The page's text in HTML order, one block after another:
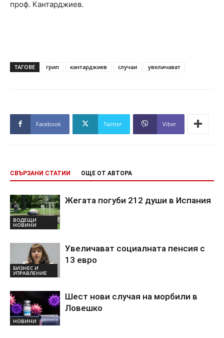
проф. Кантарджиев.
ТАГОВЕ грип кантарджиев случаи увеличават
Facebook Twitter Viber
СВЪРЗАНИ СТАТИИ ОЩЕ ОТ АВТОРА
ВОДЕЩИ
НОВИНИ
Жегата погуби 212 души в Испания
БИЗНЕС И
УПРАВЛЕНИЕ
Увеличават социалната пенсия с
13 евро
НОВИНИ
Шест нови случая на морбили в
Ловешко